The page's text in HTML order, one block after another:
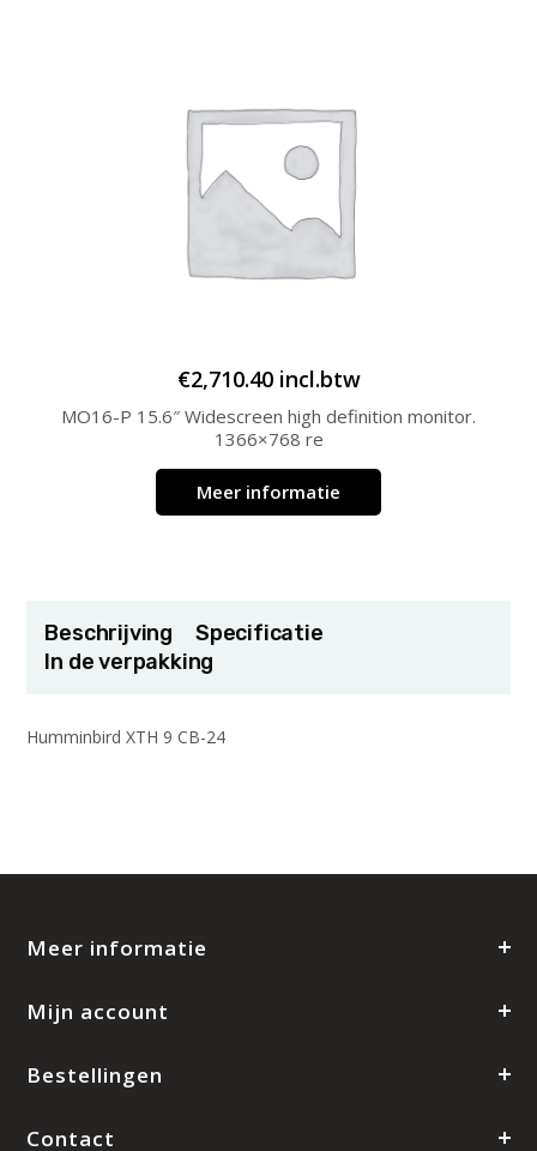
€2,710.40 incl.btw
MO16-P 15.6″ Widescreen high definition monitor.
1366×768 re
Meer informatie
Beschrijving
Specificatie
In de verpakking
Humminbird XTH 9 CB-24
Meer informatie
Mijn account
Bestellingen
Contact